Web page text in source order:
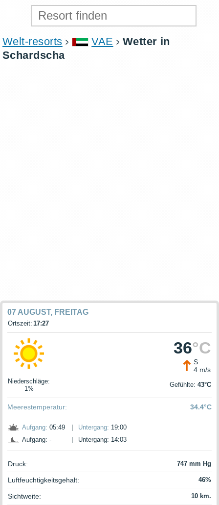
Welt-resorts VAE
Wetter in
Schardscha
07 AUGUST, FREITAG
Ortszeit: 17:27
36°C
S
4 m/s
Niederschläge:
1%
Gefühlte: 43°C
Meerestemperatur: 34.4°C
Aufgang: 05:49 Untergang: 19:00
Aufgang: -
Untergang: 14:03
Druck: 747 mm Hg
Luftfeuchtigkeitsgehalt: 46%
Sichtweite: 10 km.